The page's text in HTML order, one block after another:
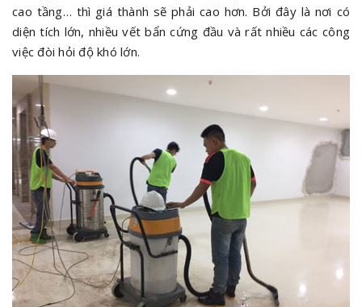
cao tầng… thì giá thành sẽ phải cao hơn. Bởi đây là nơi có
diện tích lớn, nhiều vết bẩn cứng đầu và rất nhiều các công
việc đòi hỏi độ khó lớn.